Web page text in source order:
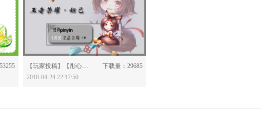
分享：
【玩家投稿】【彤心】王者荣耀·妲己-579835
下载量：29685
2018-04-24 22:17:50